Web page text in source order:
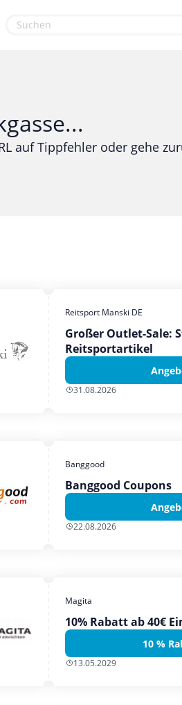
auf Tippfehler oder gehe
Reitsport Manski DE
Großer Outlet-Sale:
Reitsportartikel
31.08.2026
Banggood
Banggood Coupons
22.08.2026
Magita
10% Rabatt ab 40€
10 %
13.05.2029